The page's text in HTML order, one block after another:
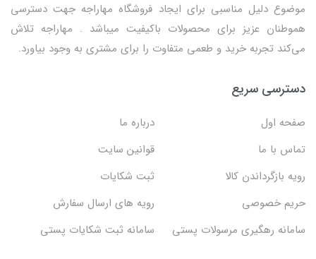
موضوع دلیل مناسبی برای ایجاد فروشگاه مهاراجه جهت دسترسی
هموطنان عزیز برای محصولات باکیفیت میباشد . مهاراجه تلاش
می‌کند تجربه خرید و طعمی متفاوت را برای مشتری به وجود بیاورد.
دسترسی سریع
صفحه اول
درباره ما
تماس با ما
قوانین سایت
رویه بازگرداندن کالا
ثبت شکایات
حریم خصوصی
رویه های ارسال سفارش
سامانه رهگیری مرسولات پستی
سامانه ثبت شکایات پستی